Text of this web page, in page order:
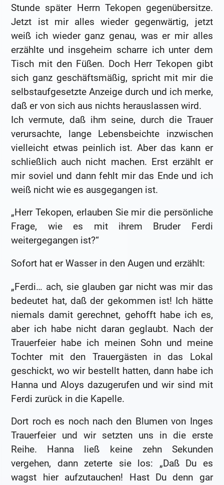
Stunde später Herrn Tekopen gegenübersitze.
Jetzt ist mir alles wieder gegenwärtig, jetzt
weiß ich wieder ganz genau, was er mir alles
erzählte und insgeheim scharre ich unter dem
Tisch mit den Füßen. Doch Herr Tekopen gibt
sich ganz geschäftsmäßig, spricht mit mir die
selbstaufgesetzte Anzeige durch und ich merke,
daß er von sich aus nichts herauslassen wird.
Ich vermute, daß ihm seine, durch die Trauer
verursachte, lange Lebensbeichte inzwischen
vielleicht etwas peinlich ist. Aber das kann er
schließlich auch nicht machen. Erst erzählt er
mir soviel und dann fehlt mir das Ende und ich
weiß nicht wie es ausgegangen ist.
„Herr Tekopen, erlauben Sie mir die persönliche
Frage, wie es mit ihrem Bruder Ferdi
weitergegangen ist?“
Sofort hat er Wasser in den Augen und erzählt:
„Ferdi… ach, sie glauben gar nicht was mir das
bedeutet hat, daß der gekommen ist! Ich hätte
niemals damit gerechnet, gehofft habe ich es,
aber ich habe nicht daran geglaubt. Nach der
Trauerfeier habe ich meinen Sohn und meine
Tochter mit den Trauergästen in das Lokal
geschickt, wo wir bestellt hatten, dann habe ich
Hanna und Aloys dazugerufen und wir sind mit
Ferdi zurück in die Kapelle.
Dort roch es noch nach den Blumen von Inges
Trauerfeier und wir setzten uns in die erste
Reihe. Hanna ließ keine zehn Sekunden
vergehen, dann zeterte sie los: „Daß Du es
wagst hier aufzutauchen! Hast Du denn gar